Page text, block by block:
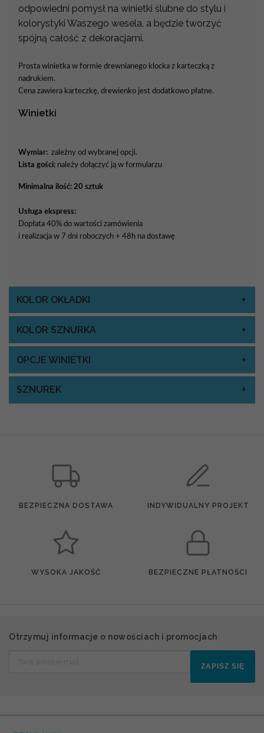
odpowiedni pomysł na winietki ślubne do stylu i
kolorystyki Waszego wesela, a będzie tworzyć
spójną całość z dekoracjami.
Prosta winietka w formie drewnianego klocka z karteczką z
nadrukiem.
Cena zawiera karteczkę, drewienko jest dodatkowo płatne.
Winietki
Wymiar: zależny od wybranej opcji.
Lista gości: należy dołączyć ją w formularzu
Minimalna ilość: 20 sztuk
Usługa ekspress:
Dopłata 40% do wartości zamówienia
i realizacja w 7 dni roboczych + 48h na dostawę
KOLOR OKŁADKI
KOLOR SZNURKA
OPCJE WINIETKI
SZNUREK
BEZPIECZNA DOSTAWA INDYWIDUALNY PROJEKT
WYSOKA JAKOŚĆ BEZPIECZNE PŁATNOŚCI
Otrzymuj informacje o nowościach i promocjach
ZAPISZ SIĘ